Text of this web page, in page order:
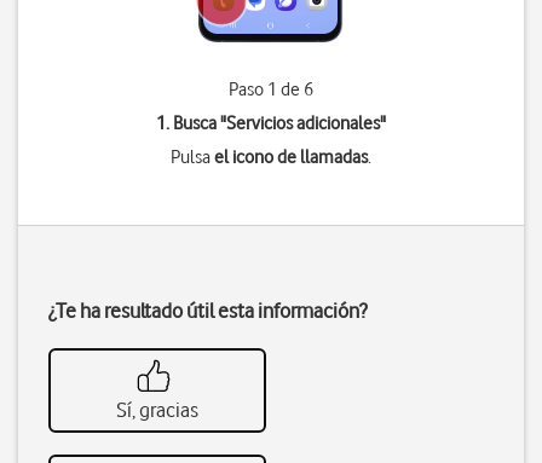
Paso 1 de 6
1. Busca "Servicios adicionales"
Pulsael icono de llamadas.
¿Te ha resultado útil esta información?
Sí, gracias